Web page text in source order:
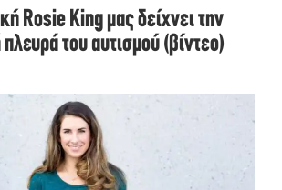
Rosie King μας δείχνει την
του αυτισμού (βίντεο)